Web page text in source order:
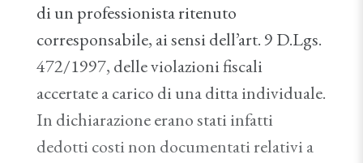
di un professionista ritenuto
corresponsabile, ai sensi dell’art. 9 D.Lgs.
472/1997, delle violazioni fiscali
accertate a carico di una ditta individuale.
In dichiarazione erano stati infatti
dedotti costi non documentati relativi a